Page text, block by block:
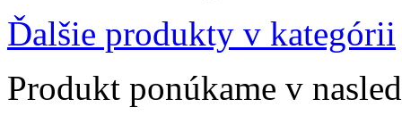
Ďalšie produkty v kategórii
Produkt ponúkame v